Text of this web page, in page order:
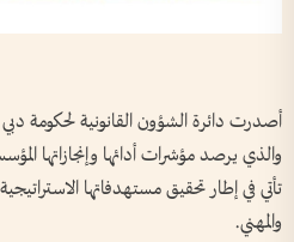
والذي يرصد مؤشرات أدائها وإنجازاتها
تأتي في إطار تحقيق مستهدفاتها
والمهني.